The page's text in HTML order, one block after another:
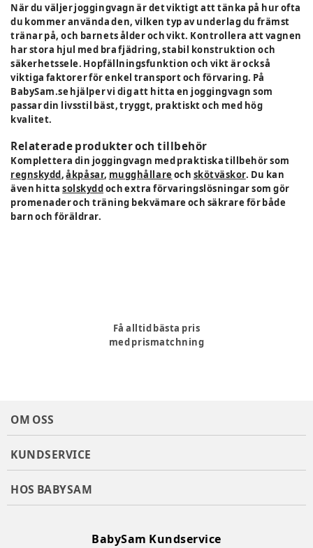
När du väljer joggingvagn är det viktigt att tänka på hur ofta
du kommer använda den, vilken typ av underlag du främst
tränar på, och barnets ålder och vikt. Kontrollera att vagnen
har stora hjul med bra fjädring, stabil konstruktion och
säkerhetssele. Hopfällningsfunktion och vikt är också
viktiga faktorer för enkel transport och förvaring. På
BabySam.se hjälper vi dig att hitta en joggingvagn som
passar din livsstil bäst, tryggt, praktiskt och med hög
kvalitet.
Relaterade produkter och tillbehör
Komplettera din joggingvagn med praktiska tillbehör som
regnskydd,åkpåsar, mugghållare och skötväskor. Du kan
även hittasolskydd och extra förvaringslösningar som gör
promenader och träning bekvämare och säkrare för både
barn och föräldrar.
Få alltid bästa pris
med prismatchning
OM OSS
KUNDSERVICE
HOS BABYSAM
BabySam Kundservice